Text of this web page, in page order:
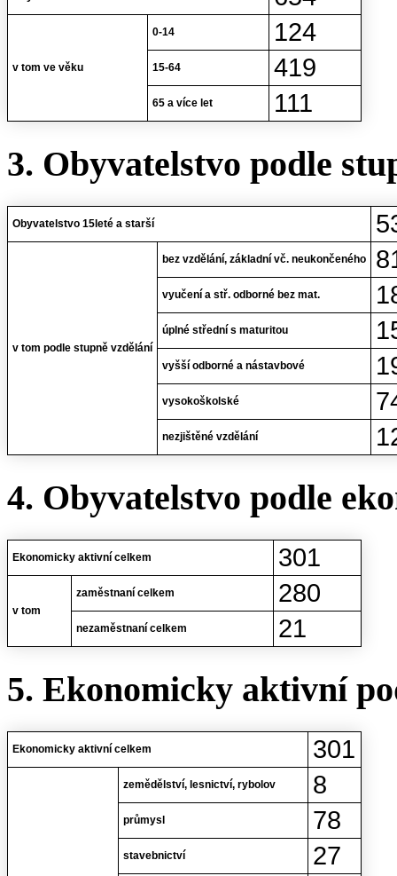
v tom ve věku
0-14 124
15-64 419
65 a více let 111
3. Obyvatelstvo podle
Obyvatelstvo 15leté a starší
v tom podle stupně vzdělání
bez vzdělání, základní vč. neukončeného
vyučení a stř. odborné bez mat.
úplné střední s maturitou
vyšší odborné a nástavbové
vysokoškolské
nezjištěné vzdělání
4. Obyvatelstvo podle
Ekonomicky aktivní celkem 301
v tom
zaměstnaní celkem 280
nezaměstnaní celkem 21
5. Ekonomicky aktivní
Ekonomicky aktivní celkem 301
zemědělství, lesnictví, rybolov 8
průmysl 78
stavebnictví 27